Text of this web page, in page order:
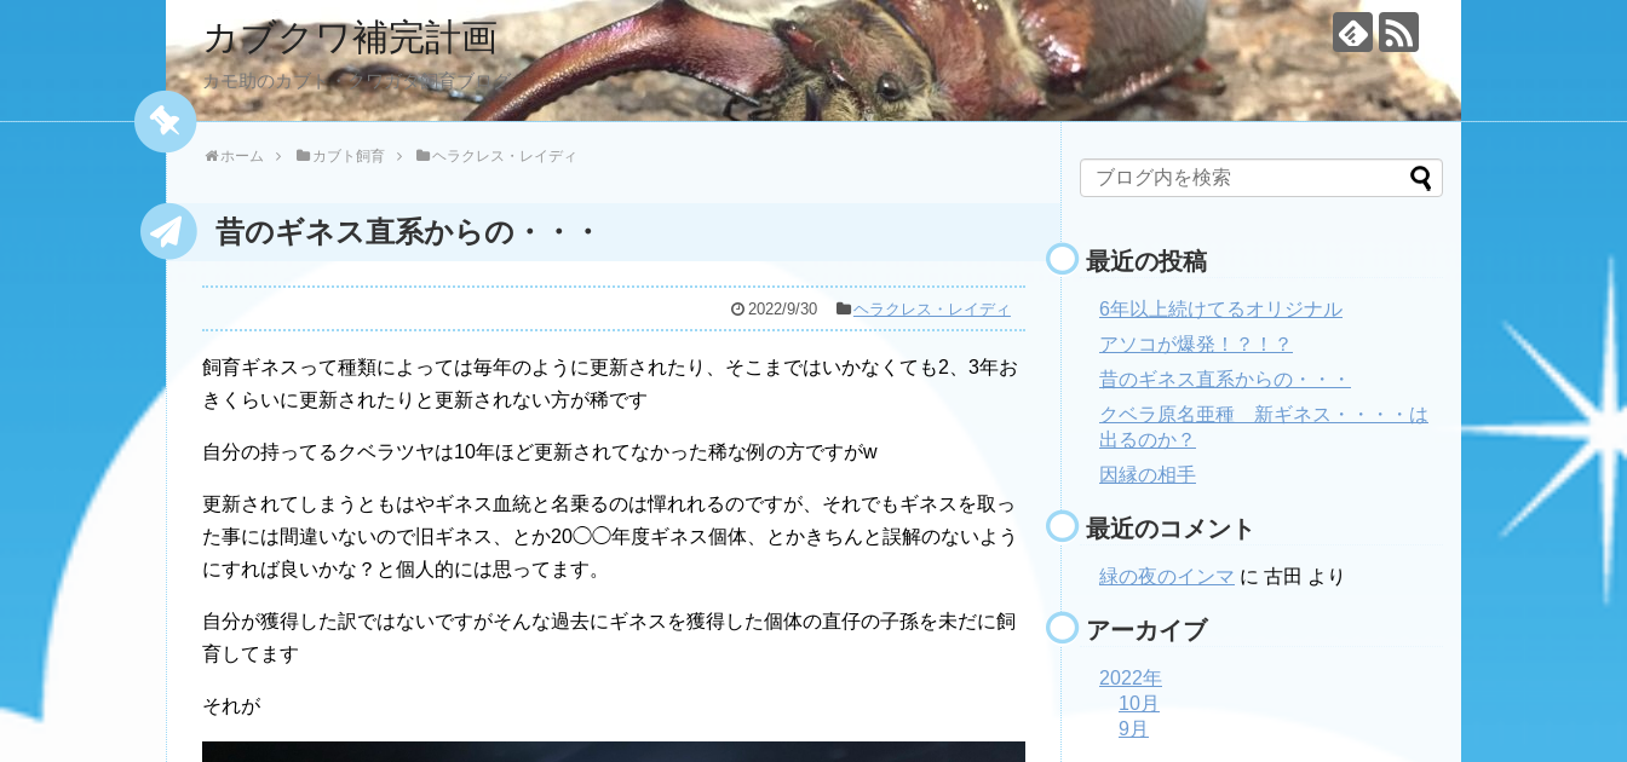
カブクワ補完計画
カモ助のカブト・クワガタ飼育ブログ
ホーム カブト飼育 ヘラクレス・レイディ
昔のギネス直系からの・・・
2022/9/30 ヘラクレス・レイディ
飼育ギネスって種類によっては毎年のように更新されたり、そこまではいかなくても2、3年お
きくらいに更新されたりと更新されない方が稀です
自分の持ってるクベラツヤは10年ほど更新されてなかった稀な例の方ですがw
更新されてしまうともはやギネス血統と名乗るのは憚れれるのですが、それでもギネスを取っ
た事には間違いないので旧ギネス、とか20◯◯年度ギネス個体、とかきちんと誤解のないよう
にすれば良いかな？と個人的には思ってます。
自分が獲得した訳ではないですがそんな過去にギネスを獲得した個体の直仔の子孫を未だに飼
育してます
それが
最近の投稿
6年以上続けてるオリジナル
アソコが爆発！？！？
昔のギネス直系からの・・・
クベラ原名亜種 新ギネス・・・・は
出るのか？
因縁の相手
最近のコメント
緑の夜のインマ に 古田 より
アーカイブ
2022年
10月
9月